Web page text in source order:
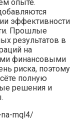
опыте.
эффективности
Прошлые
результатов в
на
финансовыми
риска, поэтому
полную
решения и
mql4/